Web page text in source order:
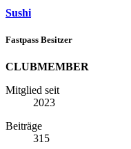
Sushi
Fastpass Besitzer
CLUBMEMBER
Mitglied seit
2023
Beiträge
315